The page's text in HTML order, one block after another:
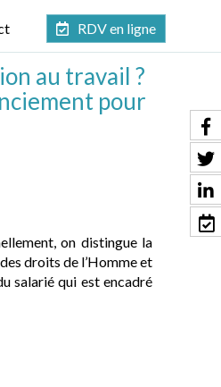
RDV en ligne
au travail ?
pour
on distingue la
droits de l’Homme et
salarié qui est encadré